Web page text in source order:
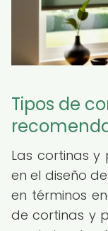
Tipos de
Las cortinas y
en el diseño
en términos
de cortinas y